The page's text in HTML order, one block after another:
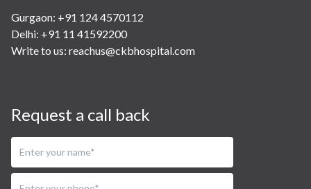
Gurgaon: +91 124 4570112
Delhi: +91 11 41592200
Write to us: reachus@ckbhospital.com
Request a call back